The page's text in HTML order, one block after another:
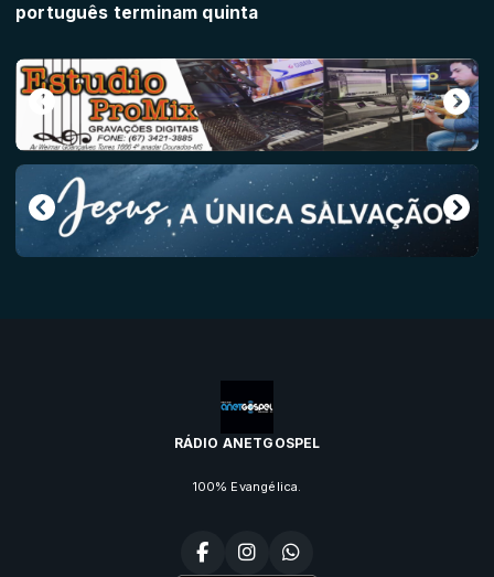
português terminam quinta
RÁDIO ANETGOSPEL
100% Evangélica.